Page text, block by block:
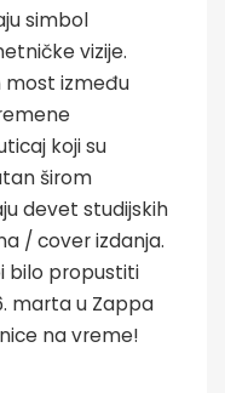
simbol
vizije.
most između
koji su
širom
devet studijskih
/ cover izdanja.
bilo propustiti
marta u Zappa
na vreme!